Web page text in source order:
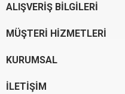
ALIŞVERİŞ BİLGİLERİ
MÜŞTERİ HİZMETLERİ
KURUMSAL
İLETİŞİM